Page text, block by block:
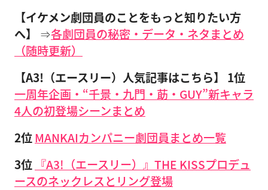
【イケメン劇団員のことをもっと知りたい方
へ】
⇒各劇団員の秘密・データ・ネタまとめ
（随時更新）
【A3!（エースリー）人気記事はこちら】
1位
一周年企画・“千景・九門・莇・GUY”新キャラ
4人の初登場シーンまとめ
2位MANKAIカンパニー劇団員まとめ一覧
3位 『A3!（エースリー）』THE KISSプロデュ
ースのネックレスとリング登場